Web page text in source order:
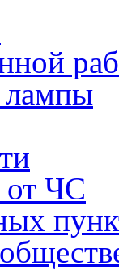
лампы
от ЧС